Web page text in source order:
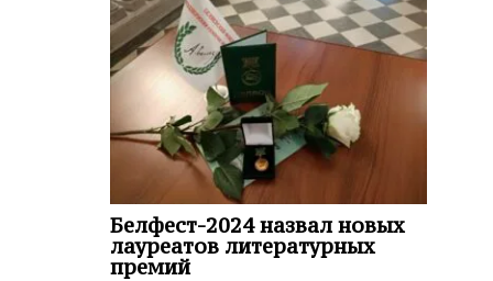
Белфест-2024 назвал новых
лауреатов литературных
премий